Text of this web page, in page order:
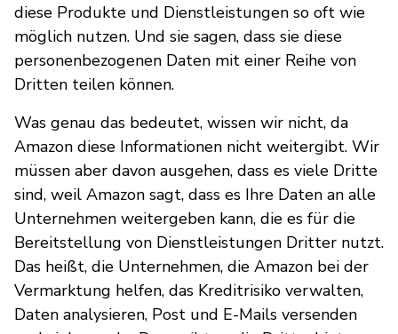
diese Produkte und Dienstleistungen so oft wie
möglich nutzen. Und sie sagen, dass sie diese
personenbezogenen Daten mit einer Reihe von
Dritten teilen können.
Was genau das bedeutet, wissen wir nicht, da
Amazon diese Informationen nicht weitergibt. Wir
müssen aber davon ausgehen, dass es viele Dritte
sind, weil Amazon sagt, dass es Ihre Daten an alle
Unternehmen weitergeben kann, die es für die
Bereitstellung von Dienstleistungen Dritter nutzt.
Das heißt, die Unternehmen, die Amazon bei der
Vermarktung helfen, das Kreditrisiko verwalten,
Daten analysieren, Post und E-Mails versenden